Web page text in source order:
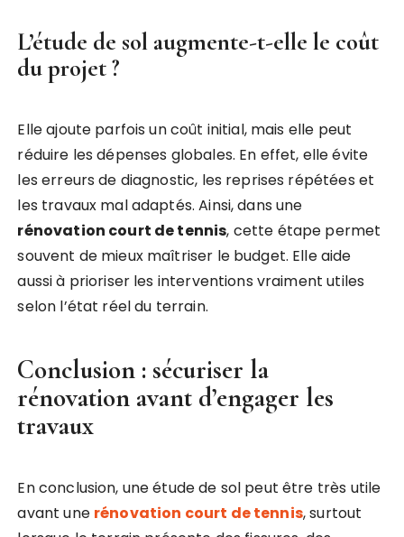
L’étude de sol augmente-t-elle le coût
du projet ?
Elle ajoute parfois un coût initial, mais elle peut
réduire les dépenses globales. En effet, elle évite
les erreurs de diagnostic, les reprises répétées et
les travaux mal adaptés. Ainsi, dans une
rénovation court de tennis, cette étape permet
souvent de mieux maîtriser le budget. Elle aide
aussi à prioriser les interventions vraiment utiles
selon l’état réel du terrain.
Conclusion : sécuriser la
rénovation avant d’engager les
travaux
En conclusion, une étude de sol peut être très utile
avant une rénovation court de tennis, surtout